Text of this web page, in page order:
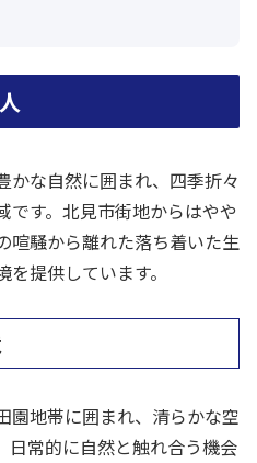
かな自然に囲まれ、四季折々
です。北見市街地からはやや
喧騒から離れた落ち着いた生
提供しています。
園地帯に囲まれ、清らかな空
日常的に自然と触れ合う機会